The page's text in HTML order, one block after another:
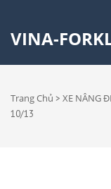
VINA-
Trang Chủ > XE NÂNG
10/13